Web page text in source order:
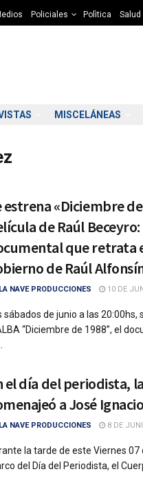
Policiales Polìtica Salud
MISCELÁNEAS
estrena «Diciembre
de Raúl
que retrata
de Raúl
LA NAVE PRODUCCIONES 10 DE
sábados de junio a las 20:00hs,
“Diciembre de 1988”, el
el día del periodista,
a José
LA NAVE PRODUCCIONES 8 DE
la tarde de este Viernes 07
del Día del Periodista, el